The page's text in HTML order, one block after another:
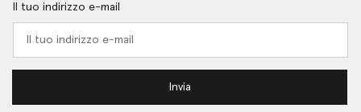
Il tuo indirizzo e-mail
Invia